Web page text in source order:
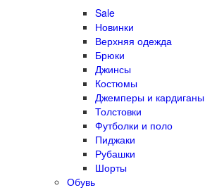
Sale
Новинки
Верхняя одежда
Брюки
Джинсы
Костюмы
Джемперы и кардиганы
Толстовки
Футболки и поло
Пиджаки
Рубашки
Шорты
Обувь